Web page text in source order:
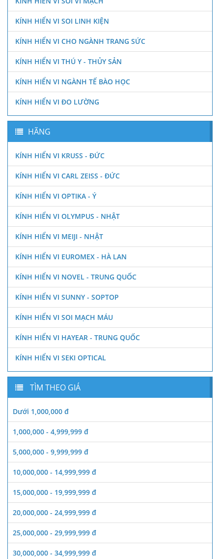
KÍNH HIỂN VI SOI LINH KIỆN
KÍNH HIỂN VI CHO NGÀNH TRANG SỨC
KÍNH HIỂN VI THÚ Y - THỦY SẢN
KÍNH HIỂN VI NGÀNH TẾ BÀO HỌC
KÍNH HIỂN VI ĐO LƯỜNG
HÃNG
KÍNH HIỂN VI KRUSS - ĐỨC
KÍNH HIỂN VI CARL ZEISS - ĐỨC
KÍNH HIỂN VI OPTIKA - Ý
KÍNH HIỂN VI OLYMPUS - NHẬT
KÍNH HIỂN VI MEIJI - NHẬT
KÍNH HIỂN VI EUROMEX - HÀ LAN
KÍNH HIỂN VI NOVEL - TRUNG QUỐC
KÍNH HIỂN VI SUNNY - SOPTOP
KÍNH HIỂN VI SOI MẠCH MÁU
KÍNH HIỂN VI HAYEAR - TRUNG QUỐC
KÍNH HIỂN VI SEKI OPTICAL
TÌM THEO GIÁ
Dưới 1,000,000 đ
1,000,000 - 4,999,999 đ
5,000,000 - 9,999,999 đ
10,000,000 - 14,999,999 đ
15,000,000 - 19,999,999 đ
20,000,000 - 24,999,999 đ
25,000,000 - 29,999,999 đ
30,000,000 - 34,999,999 đ